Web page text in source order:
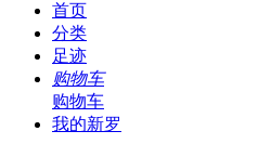
首页
分类
足迹
购物车
购物车
我的新罗